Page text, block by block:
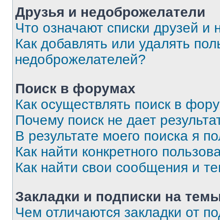
Друзья и недоброжелатели
Что означают списки друзей и
Как добавлять или удалять
недоброжелателей?
Поиск в форумах
Как осуществлять поиск в
Почему поиск не дает
В результате моего поиска я
Как найти конкретного
Как найти свои сообщения и
Закладки и подписки на
Чем отличаются закладки от